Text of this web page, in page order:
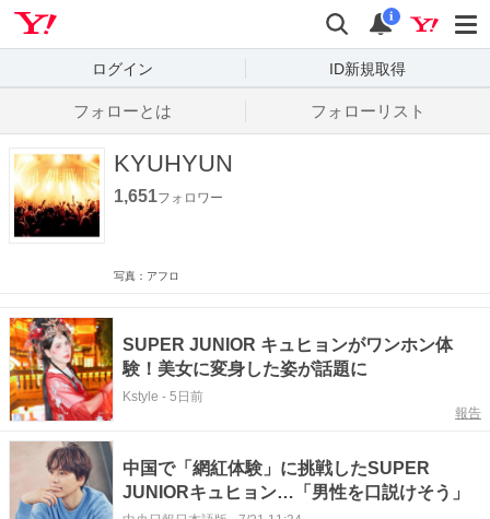
検索
通知
i
ログイン ID新規取得
フォローとは フォローリスト
KYUHYUN
1,651フォロワー
写真：アフロ
SUPER JUNIOR キュヒョンがワンホン体
験！美女に変身した姿が話題に
Kstyle - 5日前
報告
中国で「網紅体験」に挑戦したSUPER
JUNIORキュヒョン…「男性を口説けそう」